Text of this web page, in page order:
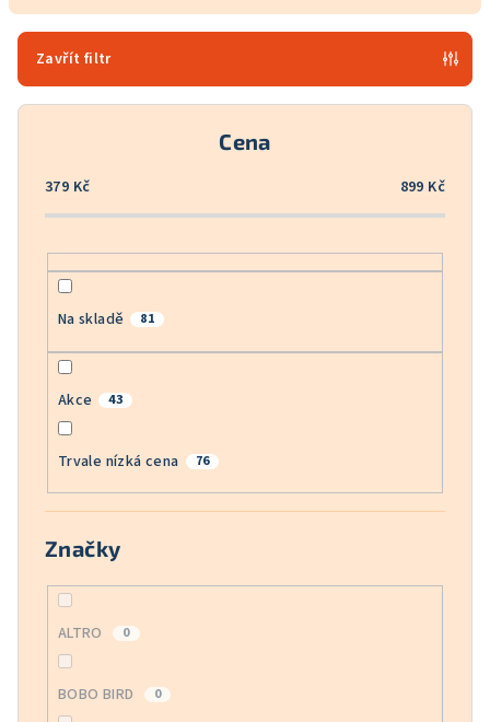
r
o
Zavřít filtr
Cena
379 Kč 899 Kč
Na skladě 81
Akce 43
Trvale nízká cena 76
Značky
ALTRO 0
BOBO BIRD 0